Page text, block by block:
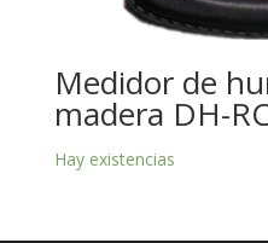
Medidor de
madera DH-
Hay existencias